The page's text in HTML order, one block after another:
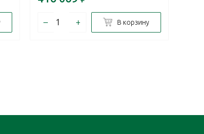
– + В корзину